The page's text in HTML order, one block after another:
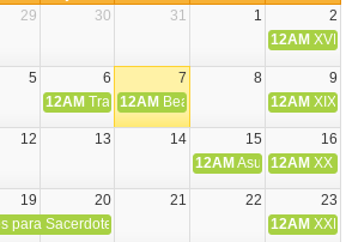
29 30 31 1
2
12AM XVIII
5 6 7 8
9
a Japón.
12AM Transfiguración del Señor
12AM Beatos Cruz Laplana,
12AM XIX
12 13 14 15
16
12AM Asunción de la
12AM XX
19 20 21 22
23
para Sacerdotes. Priego. 12AM XXI